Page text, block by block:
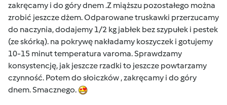
zakręcamy i do góry dnem .Z miąższu pozostałego można
zrobić jeszcze dżem. Odparowane truskawki przerzucamy
do naczynia, dodajemy 1/2 kg jabłek bez szypułek i pestek
(ze skórką). na pokrywę nakładamy koszyczek i gotujemy
10-15 minut temperatura varoma. Sprawdzamy
konsystencję, jak jeszcze rzadki to jeszcze powtarzamy
czynność. Potem do słoiczków , zakręcamy i do góry
dnem. Smacznego.